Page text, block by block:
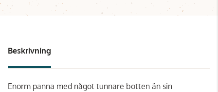
Beskrivning
Enorm panna med något tunnare botten än sin